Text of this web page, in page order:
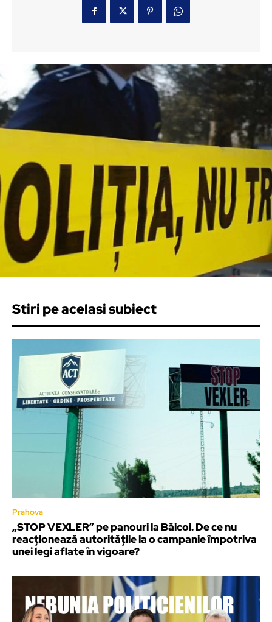
Stiri pe acelasi subiect
Prahova
„STOP VEXLER” pe panouri la Băicoi. De ce nu
reacționează autoritățile la o campanie împotriva
unei legi aflate în vigoare?